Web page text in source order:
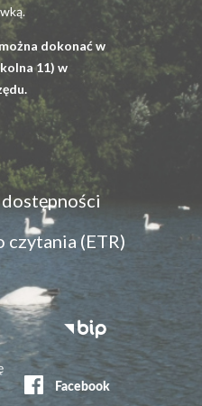
dokonać w
11) w
czytania (ETR)
Stopka
serwisy
zewnętrzne